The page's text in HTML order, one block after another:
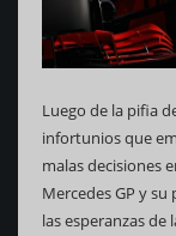
Luego de la pifia
infortunios que
malas decisiones
Mercedes GP y
las esperanzas de